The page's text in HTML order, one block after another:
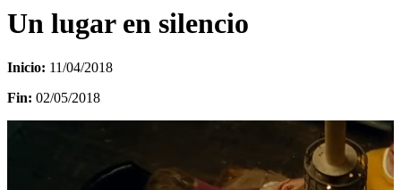
Un lugar en silencio
Inicio: 11/04/2018
Fin: 02/05/2018